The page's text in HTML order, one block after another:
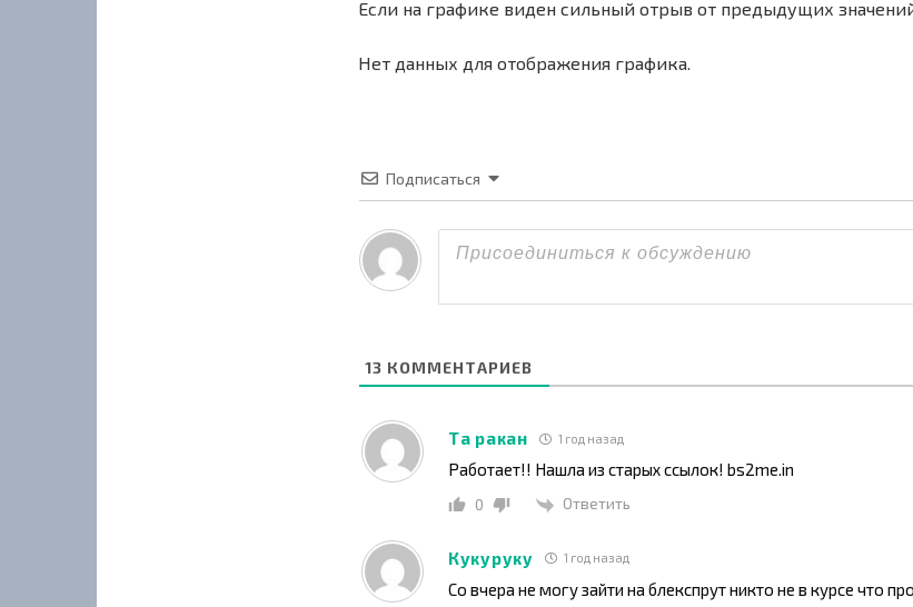
Если на графике виден сильный отрыв от предыдущих
Нет данных для отображения графика.
Подписаться
13 КОММЕНТАРИЕВ
Та ракан 1 год назад
Работает!! Нашла из старых ссылок! bs2me.in
0 Ответить
Кукуруку 1 год назад
Со вчера не могу зайти на блекспрут никто не в курсе что